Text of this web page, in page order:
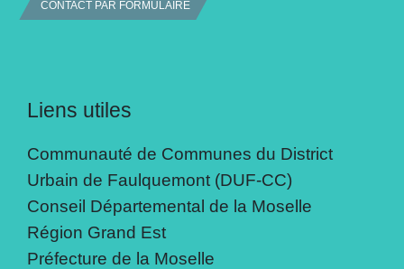
CONTACT PAR FORMULAIRE
Liens utiles
Communauté de Communes du District
Urbain de Faulquemont (DUF-CC)
Conseil Départemental de la Moselle
Région Grand Est
Préfecture de la Moselle